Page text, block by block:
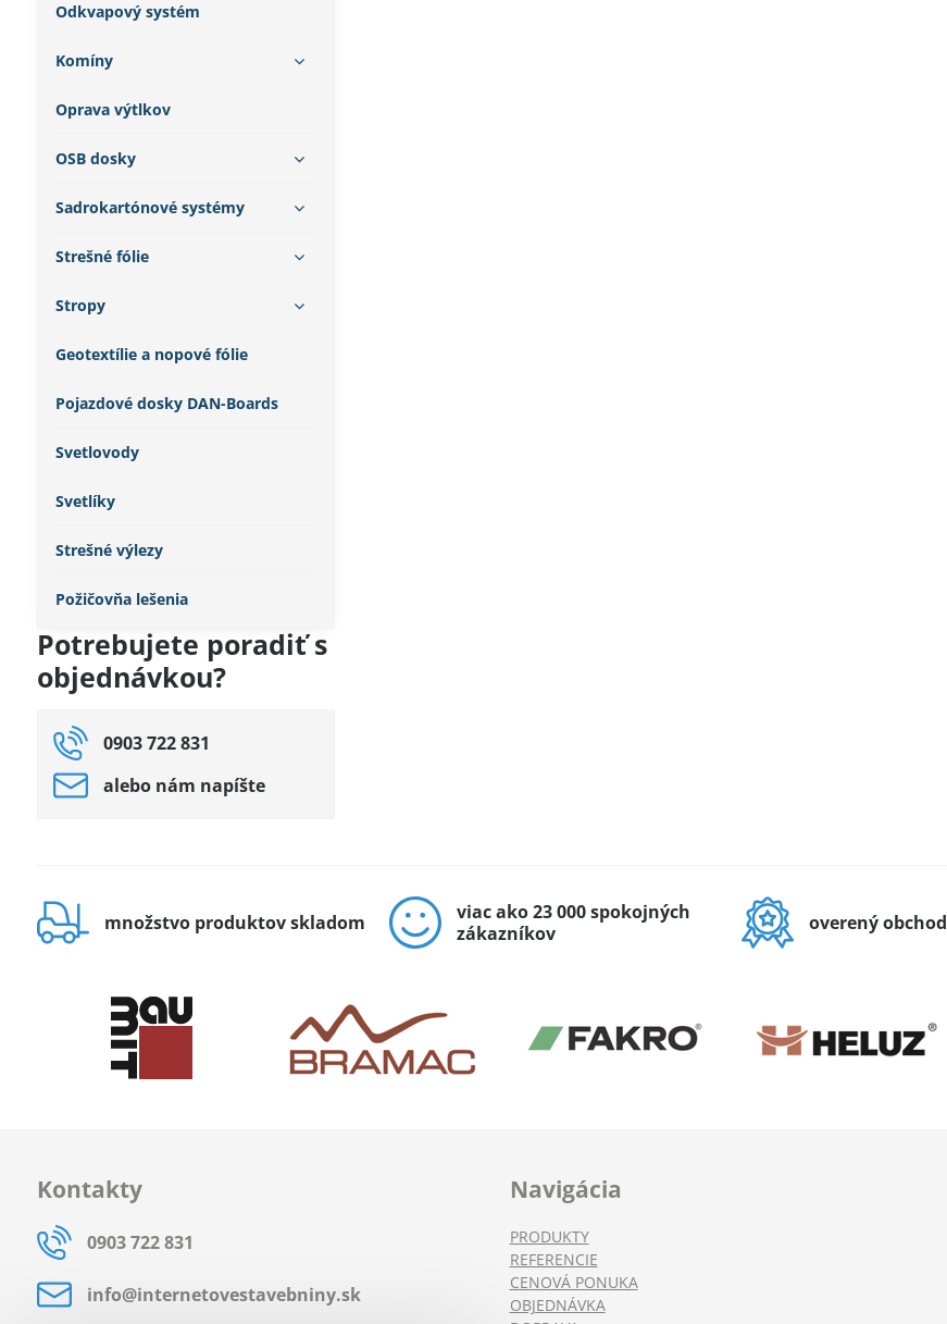
Odkvapový systém
Komíny
Oprava výtlkov
OSB dosky
Sadrokartónové systémy
Strešné fólie
Stropy
Geotextílie a nopové fólie
Pojazdové dosky DAN-Boards
Svetlovody
Svetlíky
Strešné výlezy
Požičovňa lešenia
Potrebujete poradiť s
objednávkou?
0903 722 831
alebo nám napíšte
množstvo produktov skladom
viac ako 23 000 spokojných
zákazníkov
overený obchod
Kontakty
0903 722 831
info​@internetovestavebniny​.sk
Navigácia
PRODUKTY
REFERENCIE
CENOVÁ PONUKA
OBJEDNÁVKA